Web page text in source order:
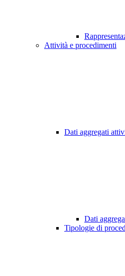
Attività e procedimenti
Dati aggregati
Dati
Tipologie di